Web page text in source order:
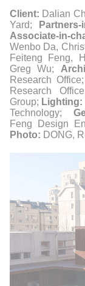
Client: Dalian
Yard; Partners-
Associate-in-
Wenbo Da,
Feiteng Feng,
Greg Wu;
Research Office;
Research
Group; Lighting:
Technology;
Feng Design
Photo: DONG,